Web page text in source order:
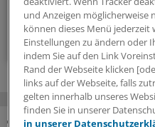
Zum
und Anzeigen möglicherweise
können dieses Menü
Einstellungen zu ändern oder
indem Sie auf den Link
Rand der Webseite klicken
links auf der Webseite, falls
gelten innerhalb unseres
finden Sie in unserer
in unserer